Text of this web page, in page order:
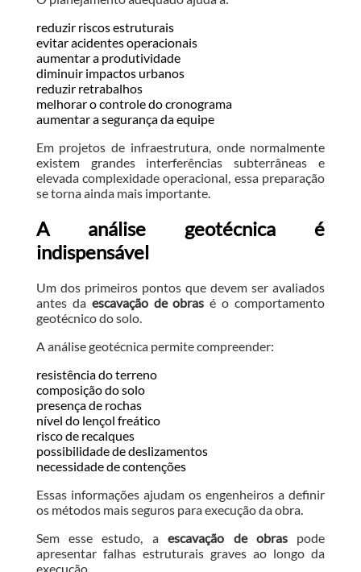
reduzir riscos estruturais
evitar acidentes operacionais
aumentar a produtividade
diminuir impactos urbanos
reduzir retrabalhos
melhorar o controle do cronograma
aumentar a segurança da equipe
Em projetos de infraestrutura, onde normalmente
existem grandes interferências subterrâneas e
elevada complexidade operacional, essa preparação
se torna ainda mais importante.
A análise geotécnica é
indispensável
Um dos primeiros pontos que devem ser avaliados
antes da escavação de obras é o comportamento
geotécnico do solo.
A análise geotécnica permite compreender:
resistência do terreno
composição do solo
presença de rochas
nível do lençol freático
risco de recalques
possibilidade de deslizamentos
necessidade de contenções
Essas informações ajudam os engenheiros a definir
os métodos mais seguros para execução da obra.
Sem esse estudo, aescavação de obraspode
apresentar falhas estruturais graves ao longo da
execução.